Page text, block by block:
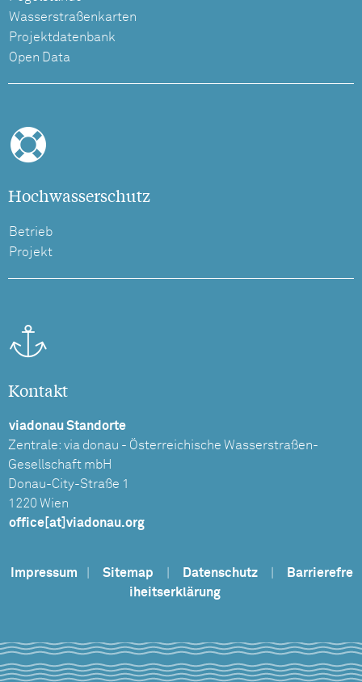
Wasserstraßenkarten
Projektdatenbank
Open Data
Hochwasserschutz
Betrieb
Projekt
Kontakt
viadonau Standorte
Zentrale: via donau - Österreichische Wasserstraßen-
Gesellschaft mbH
Donau-City-Straße 1
1220 Wien
office[at]viadonau.org
Impressum Sitemap Datenschutz
Barrierefre
iheitserklärung